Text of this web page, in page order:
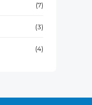
(7)
(3)
(4)